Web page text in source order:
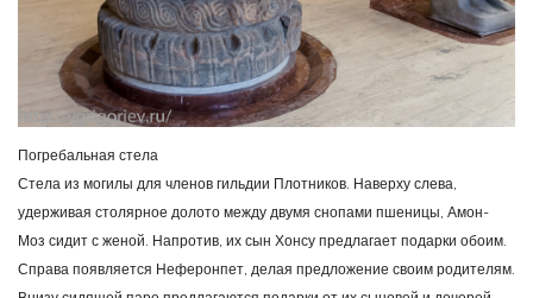
Погребальная стела
Стела из могилы для членов гильдии Плотников. Наверху слева,
удерживая столярное долото между двумя снопами пшеницы, Амон-
Моз сидит с женой. Напротив, их сын Хонсу предлагает подарки обоим.
Справа появляется Неферонпет, делая предложение своим родителям.